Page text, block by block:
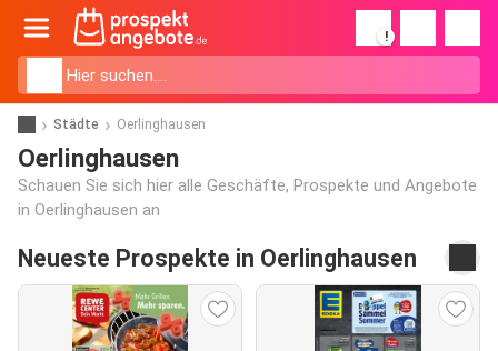
!
Städte Oerlinghausen
Oerlinghausen
Schauen Sie sich hier alle Geschäfte, Prospekte und Angebote
in Oerlinghausen an
Neueste Prospekte in Oerlinghausen